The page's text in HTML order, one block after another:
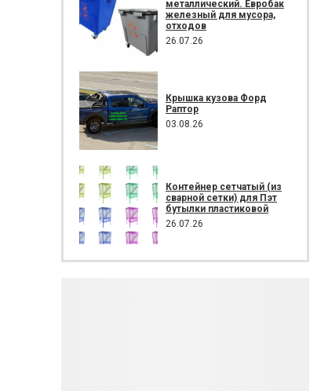
металлический. Евробак
железный для мусора,
отходов
26.07.26
Крышка кузова Форд
Раптор
03.08.26
Контейнер сетчатый (из
сварной сетки) для Пэт
бутылки пластиковой
26.07.26